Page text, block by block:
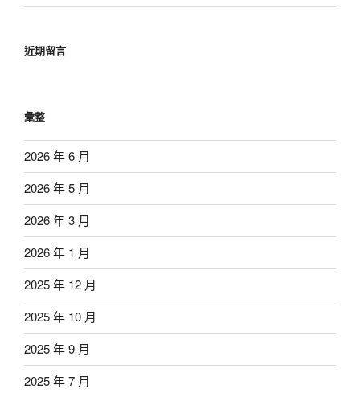
近期留言
彙整
2026 年 6 月
2026 年 5 月
2026 年 3 月
2026 年 1 月
2025 年 12 月
2025 年 10 月
2025 年 9 月
2025 年 7 月